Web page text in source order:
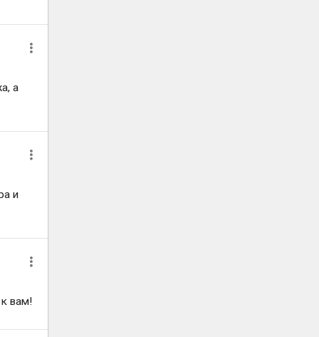
а
и
вам!